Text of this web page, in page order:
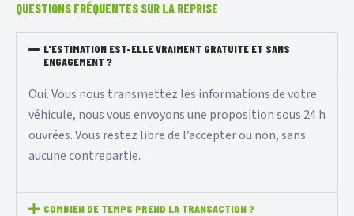
QUESTIONS FRÉQUENTES SUR LA REPRISE
L'ESTIMATION EST-ELLE VRAIMENT GRATUITE ET SANS
ENGAGEMENT ?
Oui. Vous nous transmettez les informations de votre
véhicule, nous vous envoyons une proposition sous 24 h
ouvrées. Vous restez libre de l’accepter ou non, sans
aucune contrepartie.
COMBIEN DE TEMPS PREND LA TRANSACTION ?